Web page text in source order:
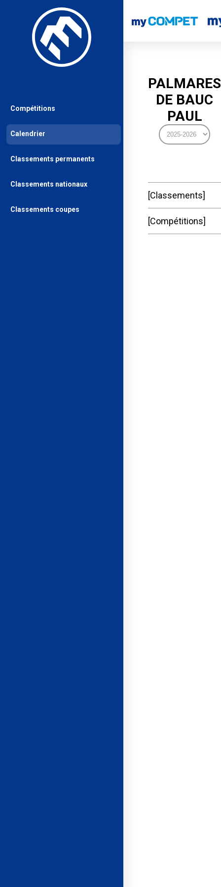
PALMARES
DE BAUC
PAUL
Classements
Compétitions
Compétitions
Calendrier
Classements permanents
Classements nationaux
Classements coupes